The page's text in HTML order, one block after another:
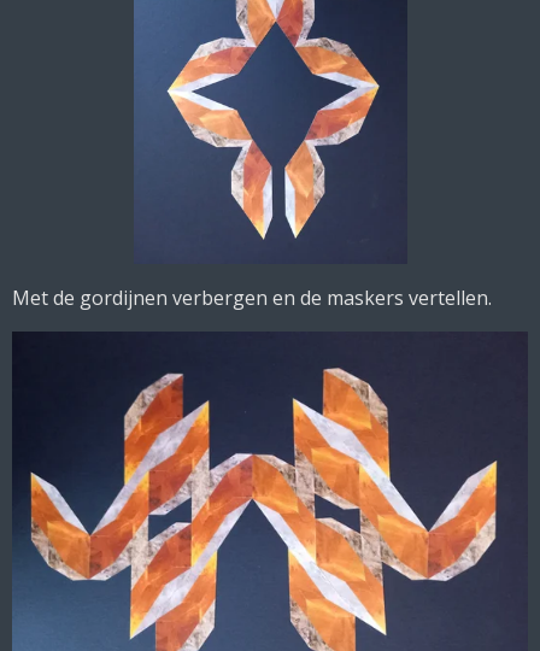
Met de gordijnen verbergen en de maskers vertellen.